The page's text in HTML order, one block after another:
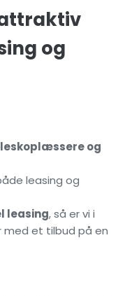
og
og
leasing og
leasing, så er vi i
med et tilbud på en